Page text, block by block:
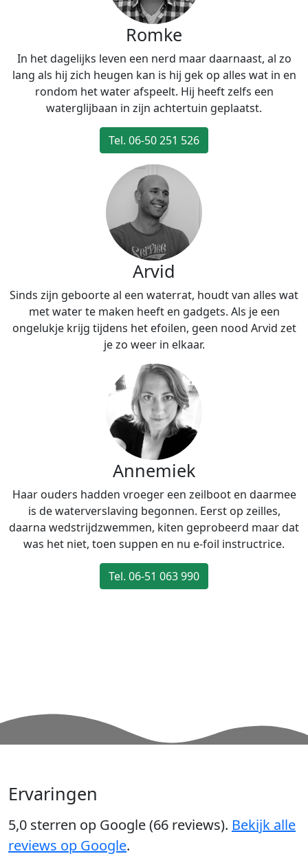
Romke
In het dagelijks leven een nerd maar daarnaast, al zo
lang als hij zich heugen kan is hij gek op alles wat in en
rondom het water afspeelt. Hij heeft zelfs een
waterglijbaan in zijn achtertuin geplaatst.
Tel. 06-50 251 526
Arvid
Sinds zijn geboorte al een waterrat, houdt van alles wat
met water te maken heeft en gadgets. Als je een
ongelukje krijg tijdens het efoilen, geen nood Arvid zet
je zo weer in elkaar.
Annemiek
Haar ouders hadden vroeger een zeilboot en daarmee
is de waterverslaving begonnen. Eerst op zeilles,
daarna wedstrijdzwemmen, kiten geprobeerd maar dat
was het niet, toen suppen en nu e-foil instructrice.
Tel. 06-51 063 990
Ervaringen
5,0 sterren op Google (66 reviews). Bekijk alle
reviews op Google.